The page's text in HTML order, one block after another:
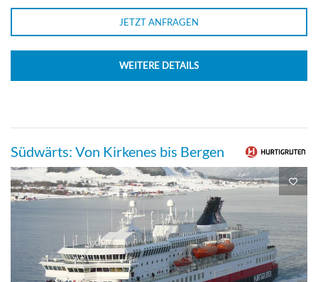
JETZT ANFRAGEN
WEITERE DETAILS
Südwärts: Von Kirkenes bis Bergen